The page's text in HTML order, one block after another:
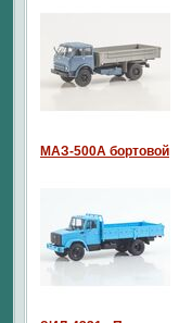
МАЗ-500А бортовой